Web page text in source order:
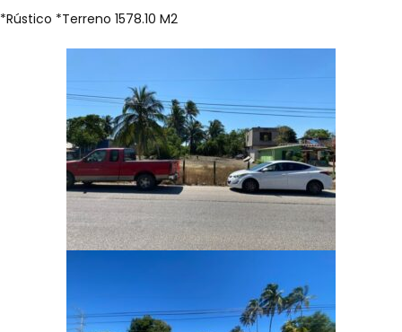
*Rústico *Terreno 1578.10 M2